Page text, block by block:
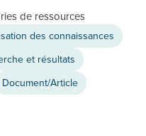
de ressources
des connaissances
et résultats
Document/Article